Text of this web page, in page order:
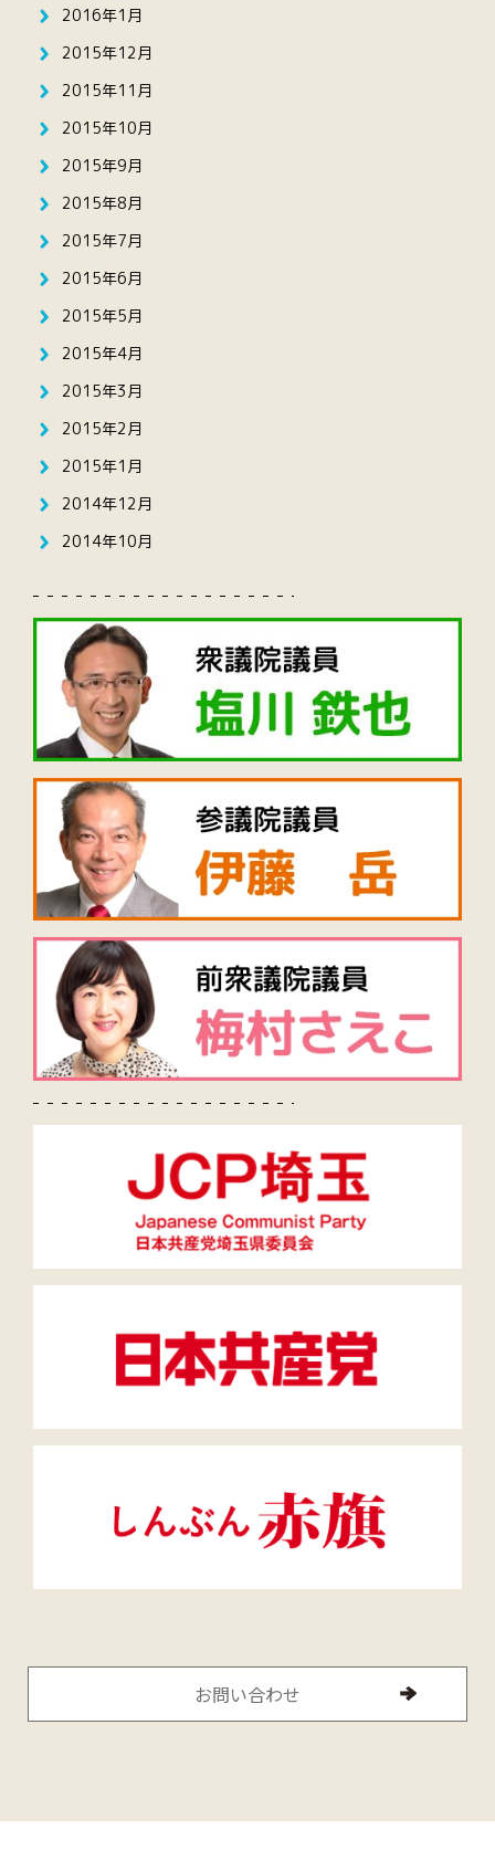
2016年1月
2015年12月
2015年11月
2015年10月
2015年9月
2015年8月
2015年7月
2015年6月
2015年5月
2015年4月
2015年3月
2015年2月
2015年1月
2014年12月
2014年10月
お問い合わせ